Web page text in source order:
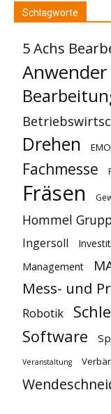
Schlagworte
5 Achs
Anwender
Drehen
Fachmesse
Fräsen
Hommel
Ingersoll
Management
Mess- und
Robotik
Software
Veranstaltung